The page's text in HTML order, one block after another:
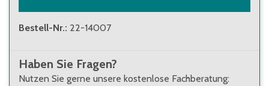
Bestell-Nr.: 22-14007
Haben Sie Fragen?
Nutzen Sie gerne unsere kostenlose Fachberatung: